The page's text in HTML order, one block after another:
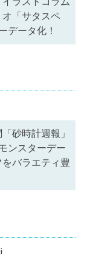
「サタスペ
データ化！
砂時計週報」
ンスターデー
バラエティ豊